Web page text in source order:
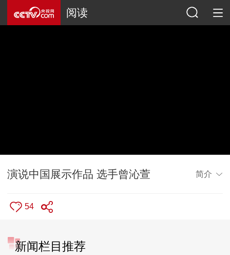
阅读
演说中国展示作品 选手曾沁萱 简介
54
新闻栏目推荐